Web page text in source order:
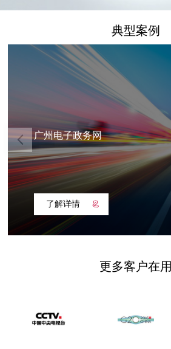
典型案例
广州电子政务网
了解详情
更多客户在用